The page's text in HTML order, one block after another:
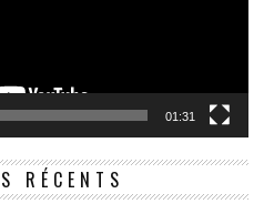
01:31
RÉCENTS